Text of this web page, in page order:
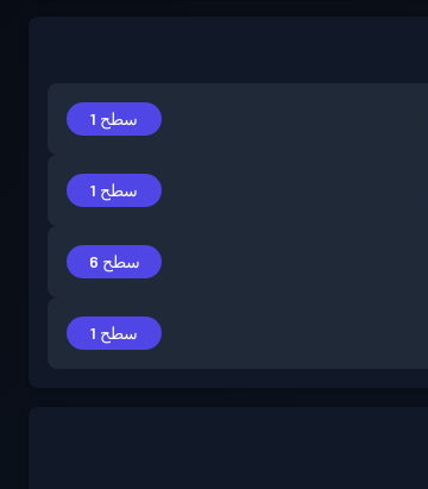
سطح 1
سطح 1
سطح 6
سطح 1